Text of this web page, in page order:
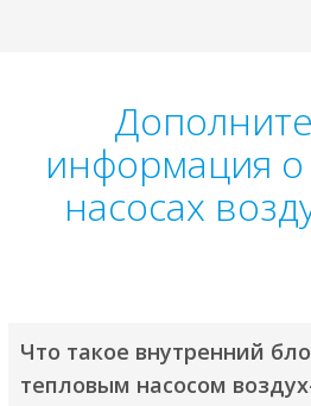
информация
насосах
Что такое внутренний
тепловым насосом